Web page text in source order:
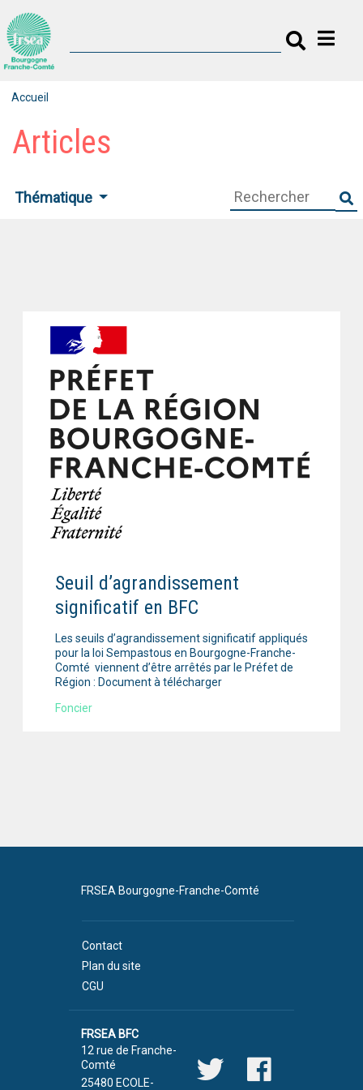
Accueil
Articles
Thématique
Seuil d’agrandissement
significatif en BFC
Les seuils d’agrandissement significatif appliqués
pour la loi Sempastous en Bourgogne-Franche-
Comté viennent d’être arrêtés par le Préfet de
Région : Document à télécharger
Foncier
FRSEA Bourgogne-Franche-Comté
Contact
Plan du site
CGU
FRSEA BFC
12 rue de Franche-
Comté
25480 ECOLE-